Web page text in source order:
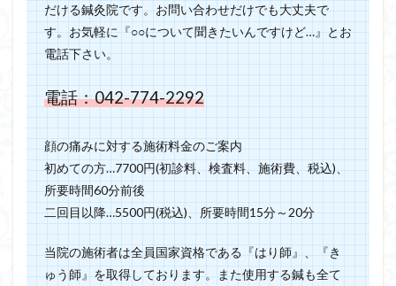
だける鍼灸院です。お問い合わせだけでも大丈夫で
す。お気軽に『○○について聞きたいんですけど…』とお
電話下さい。
電話：042-774-2292
顔の痛みに対する施術料金のご案内
初めての方…7700円(初診料、検査料、施術費、税込)、
所要時間60分前後
二回目以降…5500円(税込)、所要時間15分～20分
当院の施術者は全員国家資格である『はり師』、『き
ゅう師』を取得しております。また使用する鍼も全て